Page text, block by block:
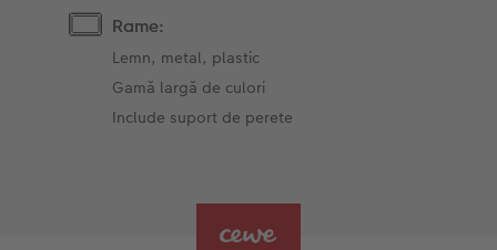
Rame:
Lemn, metal, plastic
Gamă largă de culori
Include suport de perete